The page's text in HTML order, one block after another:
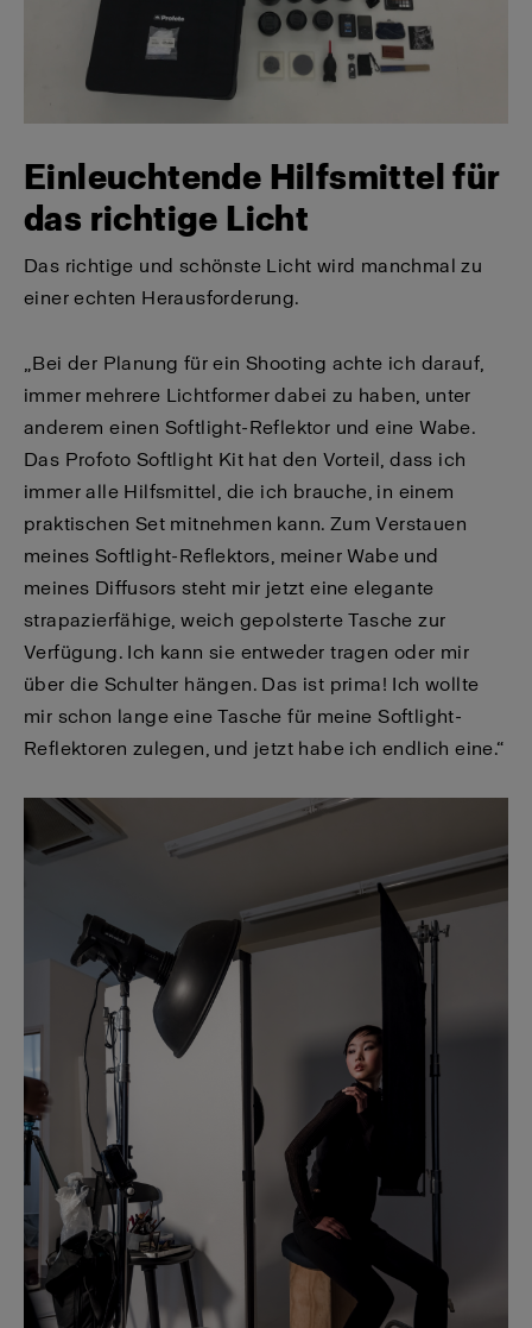
Einleuchtende Hilfsmittel für
das richtige Licht
Das richtige und schönste Licht wird manchmal zu
einer echten Herausforderung.
„Bei der Planung für ein Shooting achte ich darauf,
immer mehrere Lichtformer dabei zu haben, unter
anderem einen Softlight-Reflektor und eine Wabe.
Das Profoto Softlight Kit hat den Vorteil, dass ich
immer alle Hilfsmittel, die ich brauche, in einem
praktischen Set mitnehmen kann. Zum Verstauen
meines Softlight-Reflektors, meiner Wabe und
meines Diffusors steht mir jetzt eine elegante
strapazierfähige, weich gepolsterte Tasche zur
Verfügung. Ich kann sie entweder tragen oder mir
über die Schulter hängen. Das ist prima! Ich wollte
mir schon lange eine Tasche für meine Softlight-
Reflektoren zulegen, und jetzt habe ich endlich eine.“